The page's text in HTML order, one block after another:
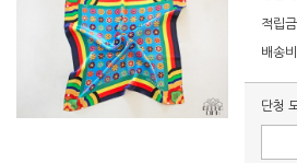
적립금
배송비
단청